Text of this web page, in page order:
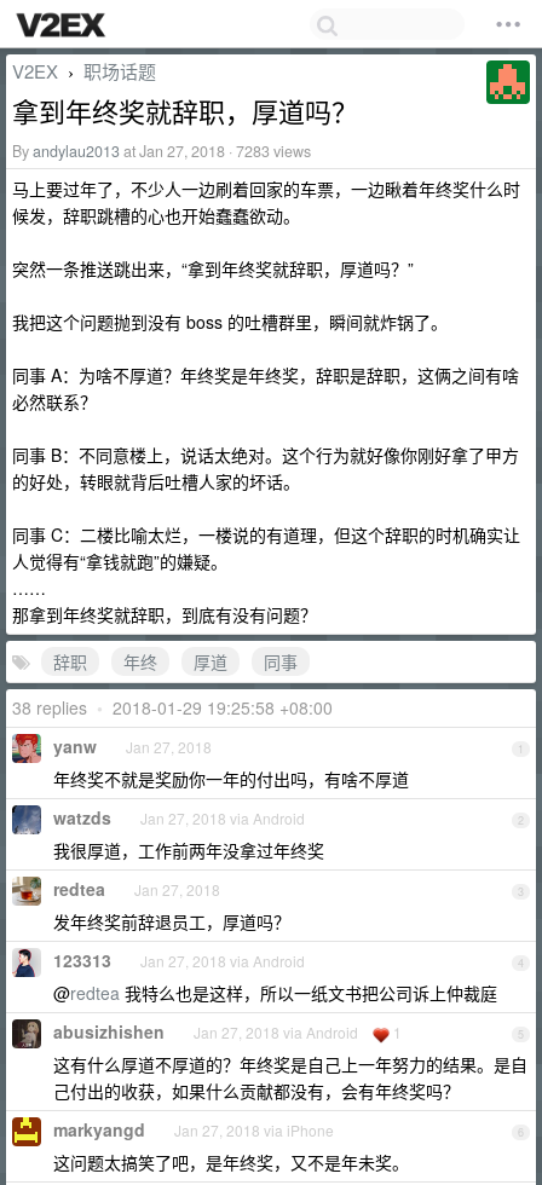
V2EX › 职场话题
拿到年终奖就辞职，厚道吗？
Byandylau2013at Jan 27, 2018 · 7283 views
马上要过年了，不少人一边刷着回家的车票，一边瞅着年终奖什么时
候发，辞职跳槽的心也开始蠢蠢欲动。
突然一条推送跳出来，“拿到年终奖就辞职，厚道吗？”
我把这个问题抛到没有 boss 的吐槽群里，瞬间就炸锅了。
同事 A：为啥不厚道？年终奖是年终奖，辞职是辞职，这俩之间有啥
必然联系？
同事 B：不同意楼上，说话太绝对。这个行为就好像你刚好拿了甲方
的好处，转眼就背后吐槽人家的坏话。
同事 C：二楼比喻太烂，一楼说的有道理，但这个辞职的时机确实让
人觉得有“拿钱就跑”的嫌疑。
……
那拿到年终奖就辞职，到底有没有问题？
辞职
年终 厚道
同事
38 replies • 2018-01-29 19:25:58 +08:00
1
yanw Jan 27, 2018
年终奖不就是奖励你一年的付出吗，有啥不厚道
2
watzds Jan 27, 2018 via Android
我很厚道，工作前两年没拿过年终奖
3
redtea Jan 27, 2018
发年终奖前辞退员工，厚道吗？
4
123313 Jan 27, 2018 via Android
@redtea 我特么也是这样，所以一纸文书把公司诉上仲裁庭
5
abusizhishen Jan 27, 2018 via Android 1
这有什么厚道不厚道的？年终奖是自己上一年努力的结果。是自
己付出的收获，如果什么贡献都没有，会有年终奖吗？
6
markyangd Jan 27, 2018 via iPhone
这问题太搞笑了吧，是年终奖，又不是年未奖。